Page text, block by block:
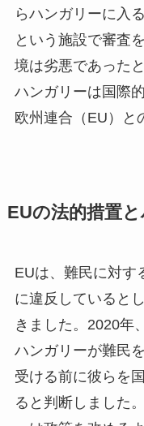
らハンガリーに入
という施設で審査
境は劣悪であった
ハンガリーは国際
欧州連合（EU）と
EUの法的措置
EUは、難民に対す
に違反していると
きました。2020年
ハンガリーが難民
受ける前に彼らを
ると判断しました​